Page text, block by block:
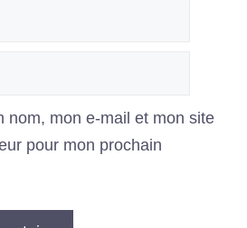
nom, mon e-mail et mon site
pour mon prochain